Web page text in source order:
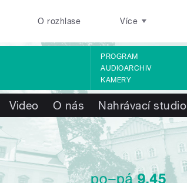
O rozhlase Více
PROGRAM
AUDIOARCHIV
KAMERY
Video O nás Nahrávací studio